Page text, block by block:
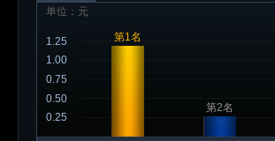
单位：元
0.25
0.50
0.75
1.00
1.25 第1名
第2名